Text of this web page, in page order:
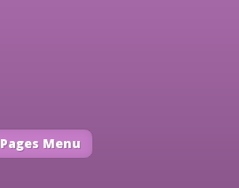
Pages Menu